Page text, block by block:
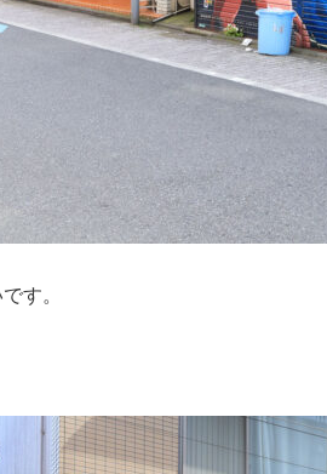
す。